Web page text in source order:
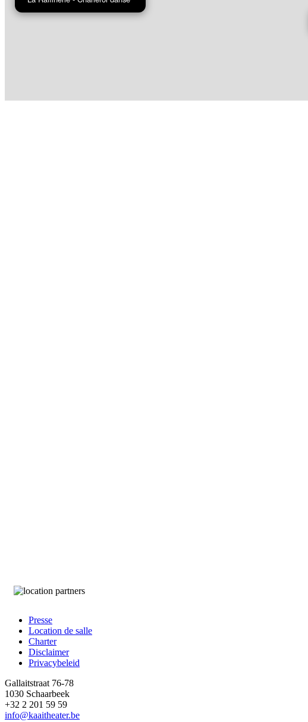
Performance Space
Footer
Presse
Location de salle
Charter
Disclaimer
Privacybeleid
Gallaitstraat 76-78
1030 Schaarbeek
+32 2 201 59 59
info@kaaitheater.be